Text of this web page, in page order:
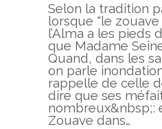
Selon la tradition
lorsque "le
l’Alma a les pieds
que Madame
Quand, dans les
on parle
rappelle de celle
dire que ses
nombreux&nbsp;:
Zouave dans…